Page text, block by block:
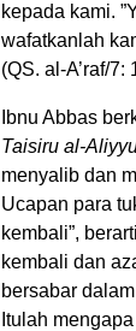
kepada kami.
wafatkanlah
(QS. al-A’raf/7:
Ibnu Abbas
Taisiru al-
menyalib dan
Ucapan para
kembali”,
kembali dan
bersabar
Itulah